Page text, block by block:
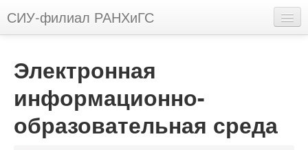
СИУ-филиал РАНХиГС
Вы не вошли в систему (Вход)
Электронная
информационно-
образовательная среда